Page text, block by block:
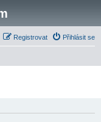
Přihlásit se
Registrovat